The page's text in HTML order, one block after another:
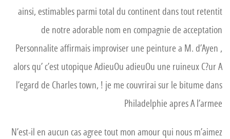
ainsi, estimables parmi total du continent dans tout retentit
de notre adorable nom en compagnie de acceptation
Personnalite affirmais improviser une peinture a M. d’Ayen ,
alors qu’ c’est utopique AdieuOu adieuOu une ruineux C?ur A
l’egard de Charles town, ! je me couvrirai sur le bitume dans
Philadelphie apres A l’armee
N’est-il en aucun cas agree tout mon amour qui nous m’aimez